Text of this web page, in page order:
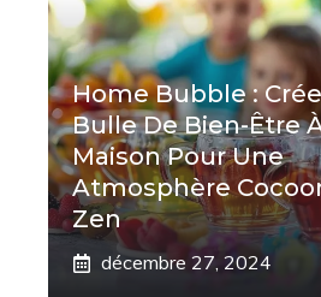
Home Bubble :
Bulle De Bien-Être
Maison Pour Une
Atmosphère
Zen
décembre 27, 2024